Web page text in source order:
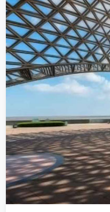
专为测试时使用钢铁行业解决
制出来这些内容专为测试时使用